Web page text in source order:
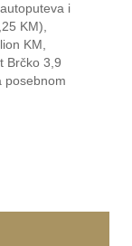
i
KM),
KM,
Brčko 3,9
posebnom